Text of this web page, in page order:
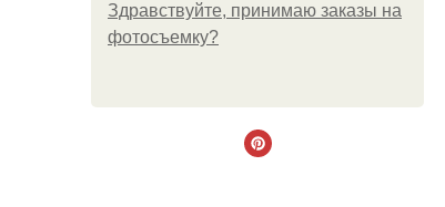
Здравствуйте, принимаю заказы на
фотосъемку?